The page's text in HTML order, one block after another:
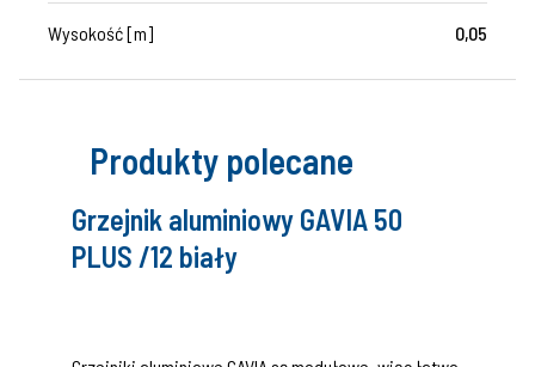
Wysokość [m] 0,05
Produkty polecane
Grzejnik aluminiowy GAVIA 50
PLUS /12 biały